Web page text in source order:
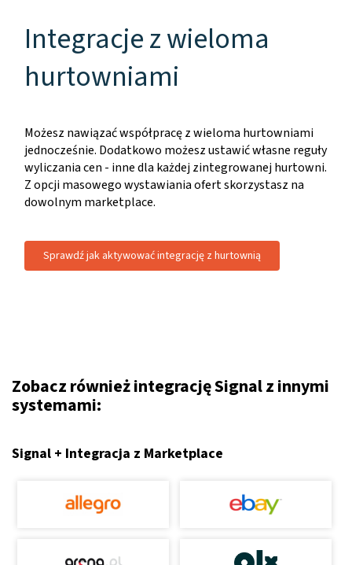
Integracje z wieloma
hurtowniami
Możesz nawiązać współpracę z wieloma hurtowniami
jednocześnie. Dodatkowo możesz ustawić własne reguły
wyliczania cen - inne dla każdej zintegrowanej hurtowni.
Z opcji masowego wystawiania ofert skorzystasz na
dowolnym marketplace.
Sprawdź jak aktywować integrację z hurtownią
Zobacz również integrację Signal z innymi
systemami:
Signal + Integracja z Marketplace